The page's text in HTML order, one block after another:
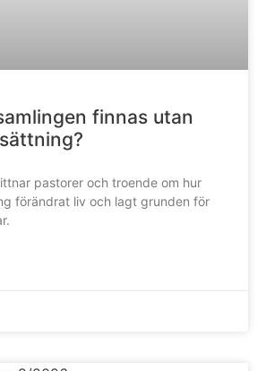
finnas utan
pastorer och troende om hur
förändrat liv och lagt grunden för